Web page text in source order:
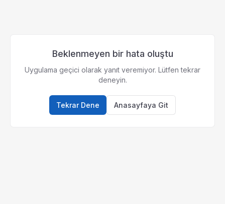
Beklenmeyen bir hata oluştu
Uygulama geçici olarak yanıt veremiyor. Lütfen tekrar
deneyin.
Tekrar Dene Anasayfaya Git